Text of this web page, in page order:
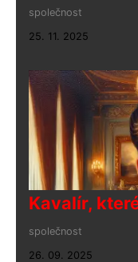
společnost
25. 11. 2025
Kavalír,
společnost
26. 09. 2025